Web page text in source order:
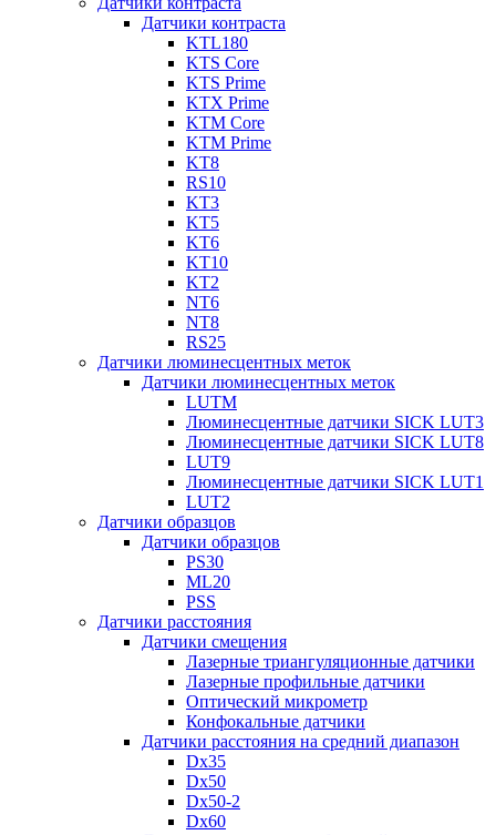
Датчики контраста
KTL180
KTS Core
KTS Prime
KTX Prime
KTM Core
KTM Prime
KT8
RS10
KT3
KT5
KT6
KT10
KT2
NT6
NT8
RS25
Датчики люминесцентных меток
Датчики люминесцентных меток
LUTM
Люминесцентные датчики SICK LUT3
Люминесцентные датчики SICK LUT8
LUT9
Люминесцентные датчики SICK LUT1
LUT2
Датчики образцов
Датчики образцов
PS30
ML20
PSS
Датчики расстояния
Датчики смещения
Лазерные триангуляционные датчики
Лазерные профильные датчики
Оптический микрометр
Конфокальные датчики
Датчики расстояния на средний диапазон
Dx35
Dx50
Dx50-2
Dx60